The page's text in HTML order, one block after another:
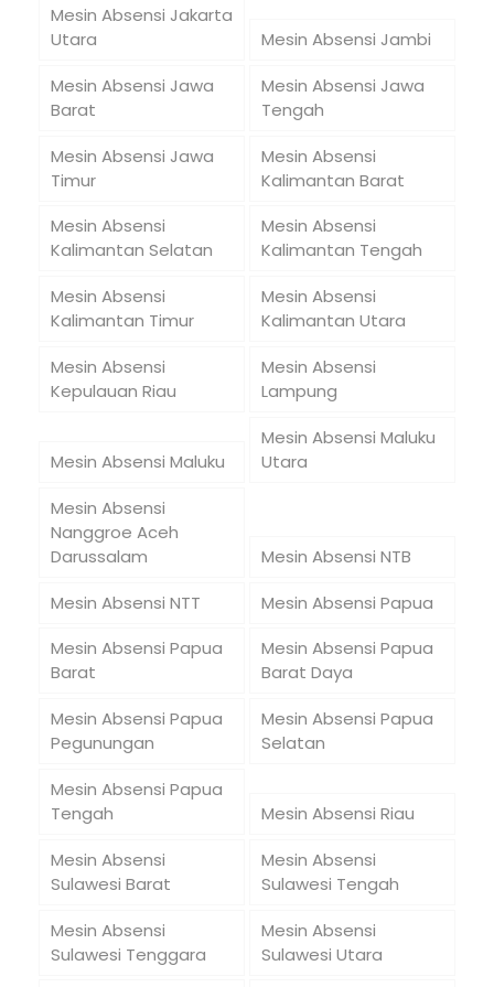
Mesin Absensi Jakarta
Utara
Mesin Absensi Jambi
Mesin Absensi Jawa
Barat
Mesin Absensi Jawa
Tengah
Mesin Absensi Jawa
Timur
Mesin Absensi
Kalimantan Barat
Mesin Absensi
Kalimantan Selatan
Mesin Absensi
Kalimantan Tengah
Mesin Absensi
Kalimantan Timur
Mesin Absensi
Kalimantan Utara
Mesin Absensi
Kepulauan Riau
Mesin Absensi
Lampung
Mesin Absensi Maluku
Mesin Absensi Maluku
Utara
Mesin Absensi
Nanggroe Aceh
Darussalam
Mesin Absensi NTB
Mesin Absensi NTT
Mesin Absensi Papua
Mesin Absensi Papua
Barat
Mesin Absensi Papua
Barat Daya
Mesin Absensi Papua
Pegunungan
Mesin Absensi Papua
Selatan
Mesin Absensi Papua
Tengah
Mesin Absensi Riau
Mesin Absensi
Sulawesi Barat
Mesin Absensi
Sulawesi Tengah
Mesin Absensi
Sulawesi Tenggara
Mesin Absensi
Sulawesi Utara